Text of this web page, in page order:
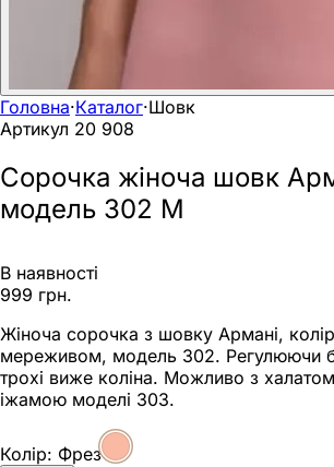
Головна·Каталог·Шовк
Артикул 20 908
Сорочка жіноча шовк
модель 302 M
В наявності
999 грн.
Жіноча сорочка з шовку Армані,
мереживом, модель 302. Регулюючи
трохі виже коліна. Можливо з
іжамою моделі 303.
Колір: Фрез